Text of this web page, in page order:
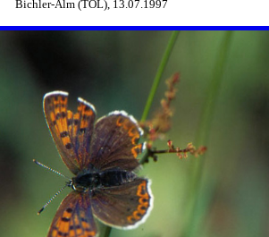
Bichler-Alm (TÖL), 13.07.1997